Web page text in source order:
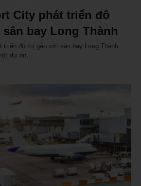
City phát triển đô
bay Long Thành
triển đô thị gắn với sân bay Long Thành
dự án…